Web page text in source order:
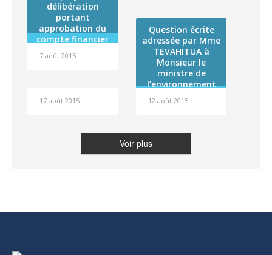
française 2008-
2014
délibération
portant
approbation du
compte financier
de l »Institut
7 août 2015
Question écrite
adressée par Mme
TEVAHITUA à
Monsieur le
ministre de
l’environnement
préservation du
12 août 2015
17 août 2015
Voir plus